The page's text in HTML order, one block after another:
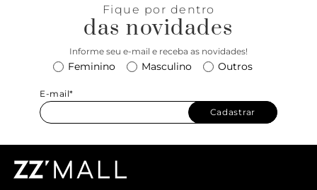
Fique por dentro
das novidades
Informe seu e-mail e receba as novidades!
Feminino Masculino Outros
E-mail*
Cadastrar